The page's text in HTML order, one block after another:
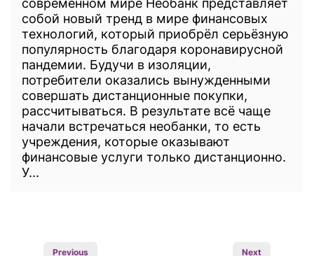
современном мире Необанк представляет
собой новый тренд в мире финансовых
технологий, который приобрёл серьёзную
популярность благодаря коронавирусной
пандемии. Будучи в изоляции,
потребители оказались вынужденными
совершать дистанционные покупки,
рассчитываться. В результате всё чаще
начали встречаться необанки, то есть
учреждения, которые оказывают
финансовые услуги только дистанционно.
У...
Previous Next